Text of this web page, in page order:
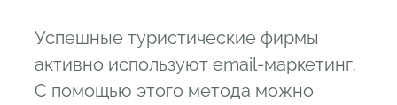
Успешные туристические фирмы
активно используют email-маркетинг.
С помощью этого метода можно